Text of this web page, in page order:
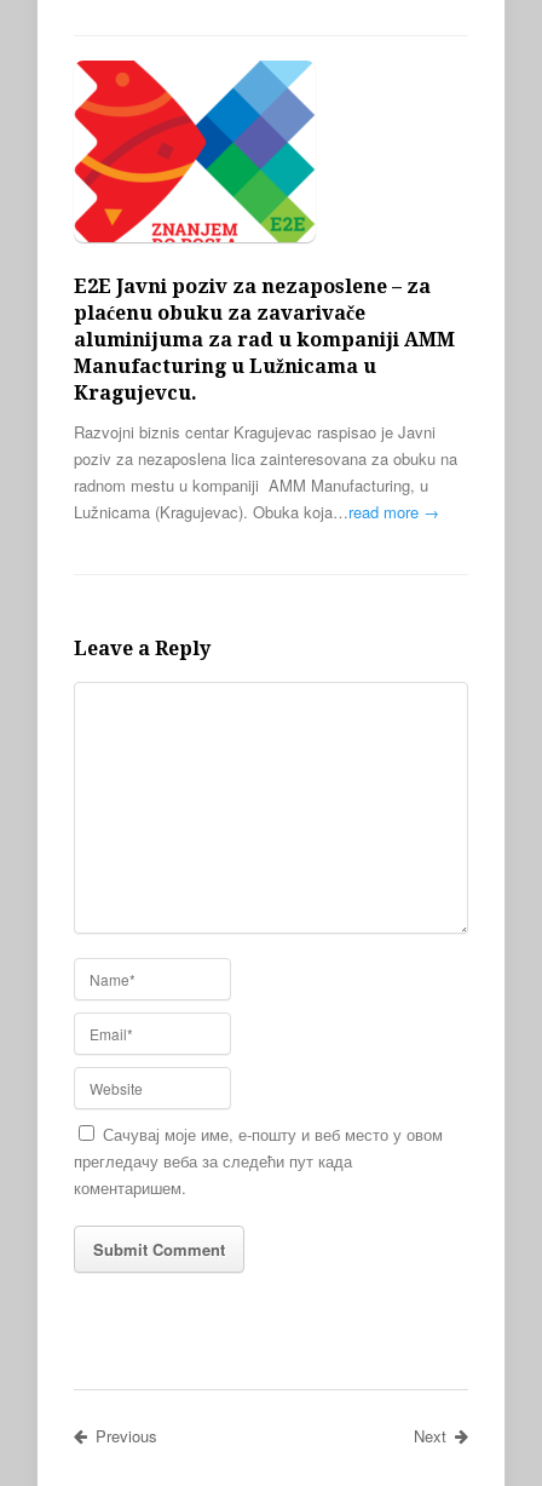
E2E Javni poziv za nezaposlene – za
plaćenu obuku za zavarivače
aluminijuma za rad u kompaniji AMM
Manufacturing u Lužnicama u
Kragujevcu.
Razvojni biznis centar Kragujevac raspisao je Javni
poziv za nezaposlena lica zainteresovana za obuku na
radnom mestu u kompaniji AMM Manufacturing, u
Lužnicama (Kragujevac). Obuka koja…read more →
Leave a Reply
Сачувај моје име, е-пошту и веб место у овом
прегледачу веба за следећи пут када
коментаришем.
Previous Next